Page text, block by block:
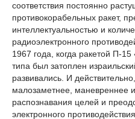
соответствия постоянно
противокорабельных ракет,
интеллектуальностью и
радиоэлектронного
1967 года, когда ракетой П-
типа был затоплен
развивались. И
малозаметнее, маневреннее
распознавания целей и
электронного противодействия.